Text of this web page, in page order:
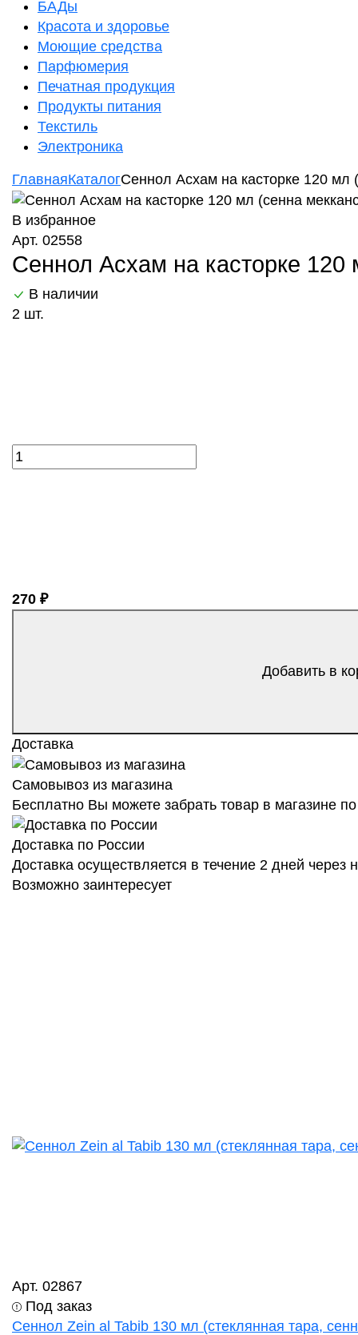
БАДы
Красота и здоровье
Моющие средства
Парфюмерия
Печатная продукция
Продукты питания
Текстиль
Электроника
ГлавнаяКаталогСеннол Асхам на касторке 120 мл
В избранное
Арт. 02558
Сеннол Асхам на касторке
В наличии
2 шт.
270 ₽
Добавить в
Доставка
Самовывоз из магазина
Бесплатно Вы можете забрать товар в магазине
Доставка по России
Доставка осуществляется в течение 2 дней
Возможно заинтересует
Арт. 02867
Под заказ
Сеннол Zein al Tabib 130 мл (стеклянная тара,